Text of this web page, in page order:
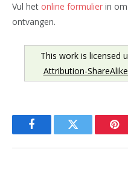
Vul het online formulier in
ontvangen.
This work is licensed
Attribution-
FacebookTwitter